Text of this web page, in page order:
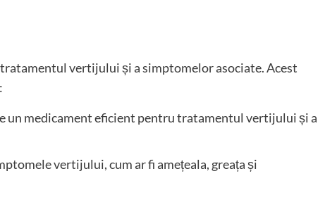
vertijului și a simptomelor asociate. Acest
un medicament eficient pentru tratamentul vertijului și a
vertijului, cum ar fi amețeala, greața și